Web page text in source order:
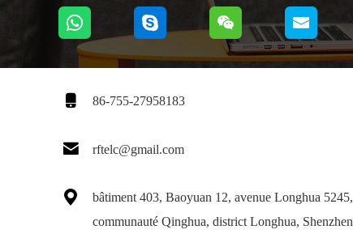
 86-755-27958183
 rftelc@gmail.com

bâtiment 403, Baoyuan 12, avenue Longhua 5245,
communauté Qinghua, district Longhua, Shenzhen